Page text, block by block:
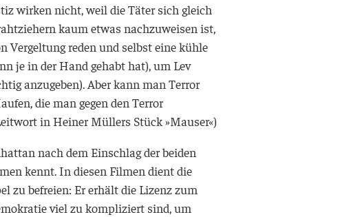
wirken nicht, weil die Täter sich gleich
kaum etwas nachzuweisen ist,
Vergeltung reden und selbst eine kühle
je in der Hand gehabt hat), um Lev
anzugeben). Aber kann man Terror
die man gegen den Terror
in Heiner Müllers Stück »Mauser«)
nach dem Einschlag der beiden
kennt. In diesen Filmen dient die
zu befreien: Er erhält die Lizenz zum
viel zu kompliziert sind, um